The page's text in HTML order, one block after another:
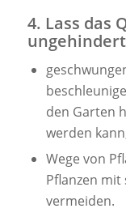
4. Lass das
den Garten
werden
Wege von
Pflanzen
vermeiden.